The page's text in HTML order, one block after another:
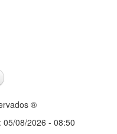
®
05/08/2026 - 08:50